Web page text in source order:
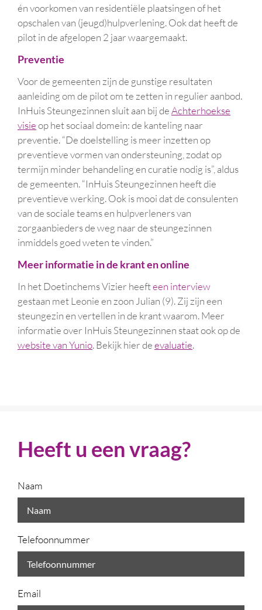
én voorkomen van residentiële plaatsingen of het
opschalen van (jeugd)hulpverlening. Ook dat heeft de
pilot in de afgelopen 2 jaar waargemaakt.
Preventie
Voor de gemeenten zijn de gunstige resultaten
aanleiding om de pilot om te zetten in regulier aanbod.
InHuis Steungezinnen sluit aan bij deAchterhoekse
visieop het sociaal domein: de kanteling naar
preventie. “De doelstelling is meer inzetten op
preventieve vormen van ondersteuning, zodat op
termijn minder behandeling en curatie nodig is”, aldus
de gemeenten. “InHuis Steungezinnen heeft die
preventieve werking. Ook is mooi dat de consulenten
van de sociale teams en hulpverleners van
zorgaanbieders de weg naar de steungezinnen
inmiddels goed weten te vinden.”
Meer informatie in de krant en online
In het Doetinchems Vizier heefteen interview
gestaan met Leonie en zoon Julian (9). Zij zijn een
steungezin en vertellen in de krant waarom.Meer
informatie over InHuis Steungezinnen staat ook op de
website van Yunio. Bekijk hier deevaluatie.
Heeft u een vraag?
Naam
Telefoonnummer
Email